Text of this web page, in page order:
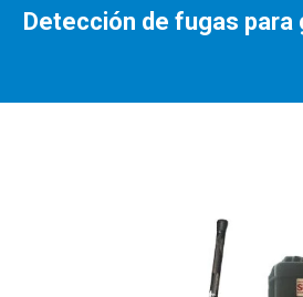
Detección de fugas